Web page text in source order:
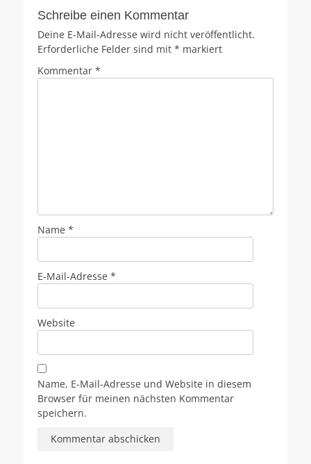
Schreibe einen Kommentar
Deine E-Mail-Adresse wird nicht veröffentlicht.
Erforderliche Felder sind mit * markiert
Kommentar *
Name *
E-Mail-Adresse *
Website
Name, E-Mail-Adresse und Website in diesem
Browser für meinen nächsten Kommentar
speichern.